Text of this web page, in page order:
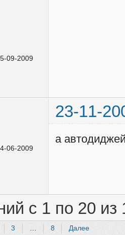
09-2009
23-11-
06-2009
а
с 1 по 20 из
3 … 8 Далее